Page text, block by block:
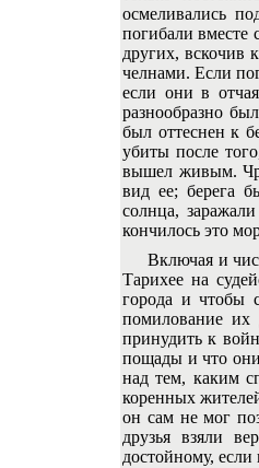
осмеливались
погибали вместе
других, вскочив
челнами. Если
если они в
разнообразно
был оттеснен к
убиты после
вышел живым.
вид ее; берега
солнца,
кончилось это
Включая и
Тарихее на
города и чтобы
помилование их
принудить к
пощады и что они
над тем, каким
коренных
он сам не мог
друзья взяли
достойному, если